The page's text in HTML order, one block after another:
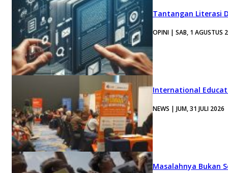
Tantangan Literasi
OPINI | SAB, 1 AGUSTUS
International
NEWS | JUM, 31 JULI 2026
Masalahnya Bukan